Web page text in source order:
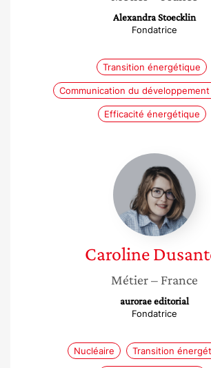
Alexandra Stoecklin
Fondatrice
Transition énergétique
Communication du
Efficacité énergétique
Caroline
Dusanter
Caroline
Métier– France
aurorae editorial
Fondatrice
Nucléaire Transition